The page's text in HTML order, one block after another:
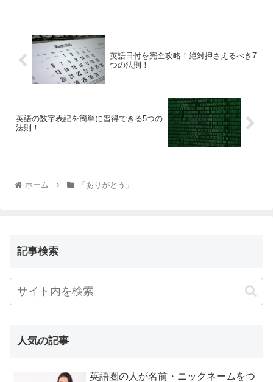
英語日付を完全攻略！絶対押さえるべき7
つの法則！
英語の数字表記を簡単に習得できる5つの
法則！
ホーム 「ありがとう」
記事検索
人気の記事
英語圏の人が名前・ニックネームをつ